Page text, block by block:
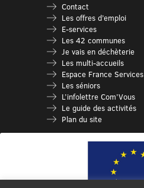
Contact
Les offres d’emploi
E-services
Les 42 communes
Je vais en déchèterie
Les multi-accueils
Espace France Services
Les séniors
L’infolettre Com’Vous
Le guide des activités
Plan du site